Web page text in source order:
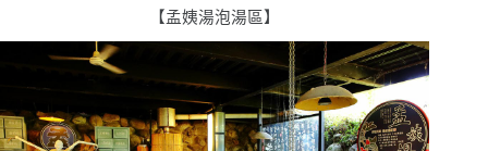
【孟姨湯泡湯區】